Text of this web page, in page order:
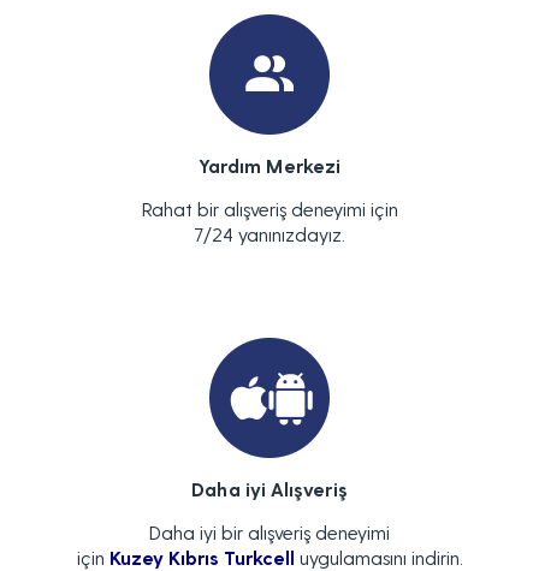
Yardım Merkezi
Rahat bir alışveriş deneyimi için
7/24 yanınızdayız.
Daha iyi Alışveriş
Daha iyi bir alışveriş deneyimi
için Kuzey Kıbrıs Turkcell uygulamasını indirin.